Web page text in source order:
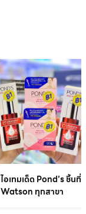
ไอเทมเด็ด Pond’s ชิ้นที่
Watson ทุกสาขา